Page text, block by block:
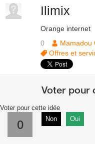
Ilimix
Orange internet
0
Mamadou
Offres et
Voter pour cette idée
0 Non Oui